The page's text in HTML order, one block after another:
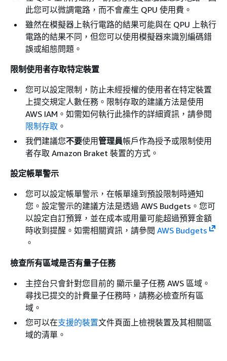
此您可以微調電路，而不會產生 QPU 使用費。
雖然在模擬器上執行電路的結果可能與在 QPU 上執行
電路的結果不同，但您可以使用模擬器來識別編碼錯
誤或組態問題。
限制使用者存取特定裝置
您可以設定限制，防止未經授權的使用者在特定裝置
上提交規定人數任務。限制存取的建議方法是使用
AWS IAM。如需如何執行此操作的詳細資訊，請參閱
限制存取 。
我們建議您不要使用管理員帳戶作為授予或限制使用
者存取 Amazon Braket 裝置的方式。
設定帳單警示
您可以設定帳單警示，在帳單達到預設限制時通知
您。設定警示的建議方法是透過 AWS Budgets。您可
以設定自訂預算，並在成本或用量可能超過預算金額
時收到提醒。如需相關資訊，請參閱 AWS Budgets
。
檢查所有區域是否有量子任務
主控台只會針對您目前的 顯示量子任務 AWS 區域。
尋找已提交的計費量子任務時，請務必檢查所有區
域。
您可以在支援的裝置文件頁面上檢視裝置及其相關區
域的清單。